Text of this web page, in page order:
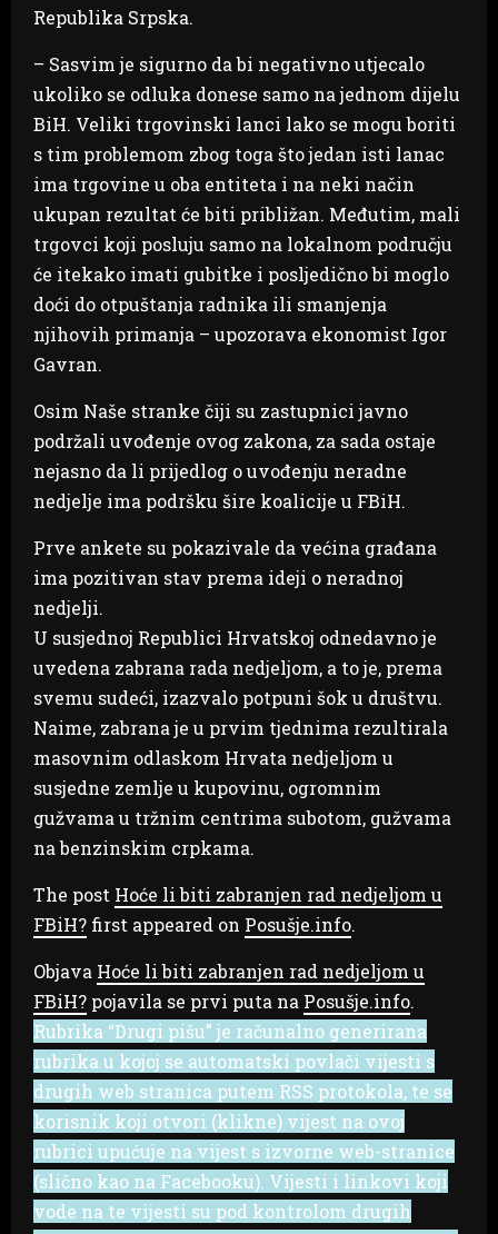
Republika Srpska.
– Sasvim je sigurno da bi negativno utjecalo
ukoliko se odluka donese samo na jednom dijelu
BiH. Veliki trgovinski lanci lako se mogu boriti
s tim problemom zbog toga što jedan isti lanac
ima trgovine u oba entiteta i na neki način
ukupan rezultat će biti približan. Međutim, mali
trgovci koji posluju samo na lokalnom području
će itekako imati gubitke i posljedično bi moglo
doći do otpuštanja radnika ili smanjenja
njihovih primanja – upozorava ekonomist Igor
Gavran.
Osim Naše stranke čiji su zastupnici javno
podržali uvođenje ovog zakona, za sada ostaje
nejasno da li prijedlog o uvođenju neradne
nedjelje ima podršku šire koalicije u FBiH.
Prve ankete su pokazivale da većina građana
ima pozitivan stav prema ideji o neradnoj
nedjelji.
U susjednoj Republici Hrvatskoj odnedavno je
uvedena zabrana rada nedjeljom, a to je, prema
svemu sudeći, izazvalo potpuni šok u društvu.
Naime, zabrana je u prvim tjednima rezultirala
masovnim odlaskom Hrvata nedjeljom u
susjedne zemlje u kupovinu, ogromnim
gužvama u tržnim centrima subotom, gužvama
na benzinskim crpkama.
The post Hoće li biti zabranjen rad nedjeljom u
FBiH? first appeared on Posušje.info.
Objava Hoće li biti zabranjen rad nedjeljom u
FBiH? pojavila se prvi puta na Posušje.info.
Rubrika “Drugi pišu” je računalno generirana
rubrika u kojoj se automatski povlači vijesti s
drugih web stranica putem RSS protokola, te se
korisnik koji otvori (klikne) vijest na ovoj
rubrici upućuje na vijest s izvorne web-stranice
(slično kao na Facebooku). Vijesti i linkovi koji
vode na te vijesti su pod kontrolom drugih